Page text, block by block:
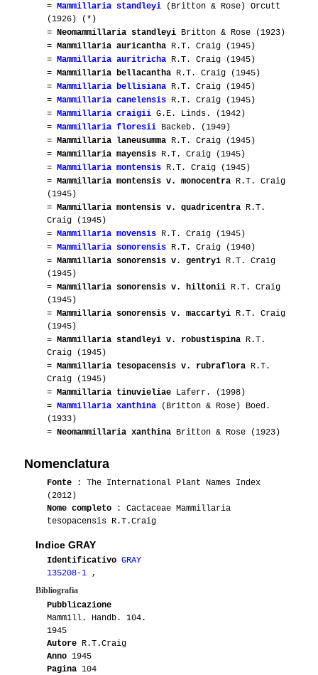
= Mammillaria standleyi (Britton & Rose) Orcutt
(1926) (*)
= Neomammillaria standleyi Britton & Rose (1923)
= Mammillaria auricantha R.T. Craig (1945)
= Mammillaria auritricha R.T. Craig (1945)
= Mammillaria bellacantha R.T. Craig (1945)
= Mammillaria bellisiana R.T. Craig (1945)
= Mammillaria canelensis R.T. Craig (1945)
= Mammillaria craigii G.E. Linds. (1942)
= Mammillaria floresii Backeb. (1949)
= Mammillaria laneusumma R.T. Craig (1945)
= Mammillaria mayensis R.T. Craig (1945)
= Mammillaria montensis R.T. Craig (1945)
= Mammillaria montensis v. monocentra R.T. Craig
(1945)
= Mammillaria montensis v. quadricentra R.T.
Craig (1945)
= Mammillaria movensis R.T. Craig (1945)
= Mammillaria sonorensis R.T. Craig (1940)
= Mammillaria sonorensis v. gentryi R.T. Craig
(1945)
= Mammillaria sonorensis v. hiltonii R.T. Craig
(1945)
= Mammillaria sonorensis v. maccartyi R.T. Craig
(1945)
= Mammillaria standleyi v. robustispina R.T.
Craig (1945)
= Mammillaria tesopacensis v. rubraflora R.T.
Craig (1945)
= Mammillaria tinuvieliae Laferr. (1998)
= Mammillaria xanthina (Britton & Rose) Boed.
(1933)
= Neomammillaria xanthina Britton & Rose (1923)
Nomenclatura
Fonte : The International Plant Names Index
(2012)
Nome completo : Cactaceae Mammillaria
tesopacensis R.T.Craig
Indice GRAY
Identificativo GRAY
135208-1 ,
Bibliografia
Pubblicazione
Mammill. Handb. 104.
1945
Autore R.T.Craig
Anno 1945
Pagina 104